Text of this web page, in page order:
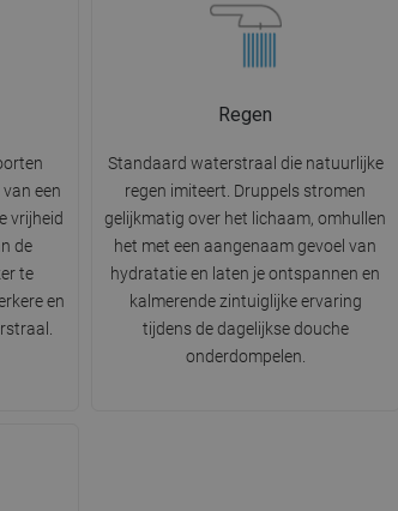
een
vrijheid
de
te
en
Regen
Standaard waterstraal die natuurlijke
regen imiteert. Druppels stromen
gelijkmatig over het lichaam, omhullen
het met een aangenaam gevoel van
hydratatie en laten je ontspannen en
kalmerende zintuiglijke ervaring
tijdens de dagelijkse douche
onderdompelen.